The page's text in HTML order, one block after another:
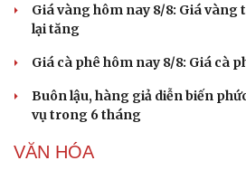
Giá vàng hôm nay 8/8: Giá vàng
lại tăng
Giá cà phê hôm nay 8/8: Giá cà
Buôn lậu, hàng giả diễn biến
vụ trong 6 tháng
VĂN HÓA